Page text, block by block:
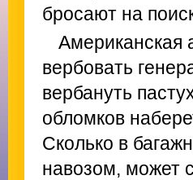
бросают на
Американская
вербовать
вербануть
обломков
Сколько в
навозом, может